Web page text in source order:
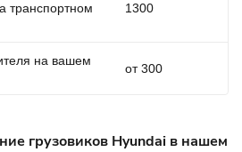
транспортном
1300
на вашем
от 300
грузовиков Hyundai в нашем